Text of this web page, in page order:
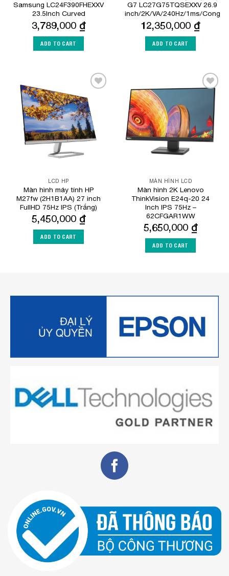
Samsung LC24F390FHEXXV
23.5Inch Curved
3,789,000 ₫
ADD TO CART
G7 LC27G75TQSEXXV 26.9
inch/2K/VA/240Hz/1ms/Cong
12,350,000 ₫
ADD TO CART
Add to
Wishlist
LCD HP
Màn hình máy tính HP
M27fw (2H1B1AA) 27 inch
FullHD 75Hz IPS (Trắng)
5,450,000 ₫
ADD TO CART
Add to
Wishlist
MÀN HÌNH LCD
Màn hình 2K Lenovo
ThinkVision E24q-20 24
Inch IPS 75Hz –
62CFGAR1WW
5,650,000 ₫
ADD TO CART